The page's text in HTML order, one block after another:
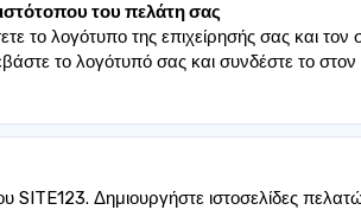
του πελάτη σας
το λογότυπο της επιχείρησής σας και
το λογότυπό σας και συνδέστε το
Δημιουργήστε ιστοσελίδες